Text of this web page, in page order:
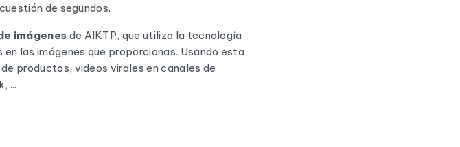
de segundos.
imágenes de AIKTP, que utiliza la tecnología
las imágenes que proporcionas. Usando esta
productos, videos virales en canales de
...